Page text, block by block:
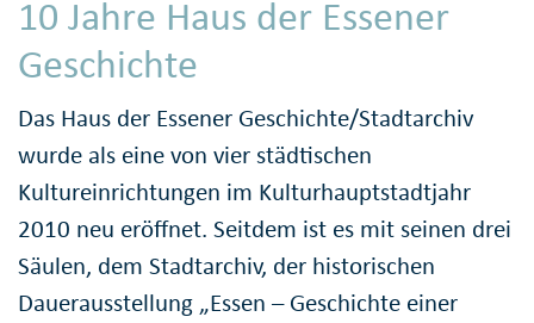
10 Jahre Haus der Essener
Geschichte
Das Haus der Essener Geschichte/Stadtarchiv
wurde als eine von vier städtischen
Kultureinrichtungen im Kulturhauptstadtjahr
2010 neu eröffnet. Seitdem ist es mit seinen drei
Säulen, dem Stadtarchiv, der historischen
Dauerausstellung „Essen – Geschichte einer